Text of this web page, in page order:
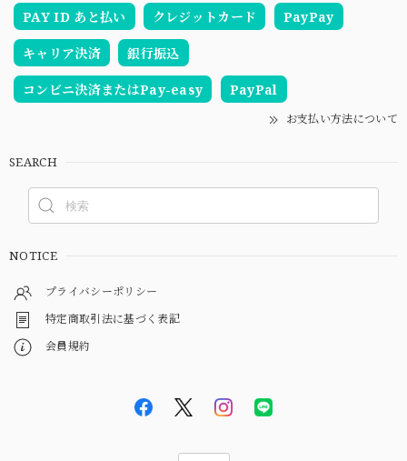
PAY ID あと払い
クレジットカード PayPay
キャリア決済 銀行振込
コンビニ決済またはPay-easy PayPal
お支払い方法について
SEARCH
NOTICE
プライバシーポリシー
特定商取引法に基づく表記
会員規約